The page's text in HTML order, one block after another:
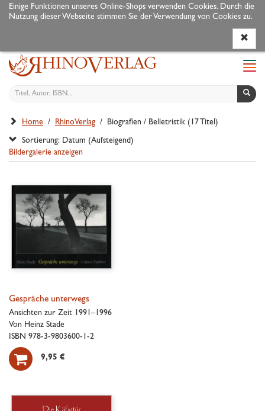
Einige Funktionen unseres Online-Shops verwenden Cookies. Durch die
Nutzung dieser Webseite stimmen Sie der Verwendung von Cookies zu.
Home / RhinoVerlag / Biografien / Belletristik (17 Titel)
Sortierung: Datum (Aufsteigend)
Bildergalerie anzeigen
Gespräche unterwegs
Ansichten zur Zeit 1991–1996
Von Heinz Stade
ISBN 978-3-9803600-1-2
 9,95 €